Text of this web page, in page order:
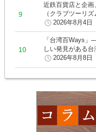
近鉄百貨店と企
（クラブツーリズ
2026年8月4日
「台湾百Ways
しい発見がある台
2026年8月8日